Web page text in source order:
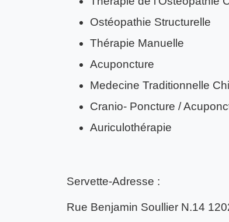
Ostéopathie Structurelle
Thérapie Manuelle
Acuponcture
Medecine Traditionnelle
Cranio- Poncture /
Auriculothérapie
Servette-Adresse :
Rue Benjamin Soullier N.14